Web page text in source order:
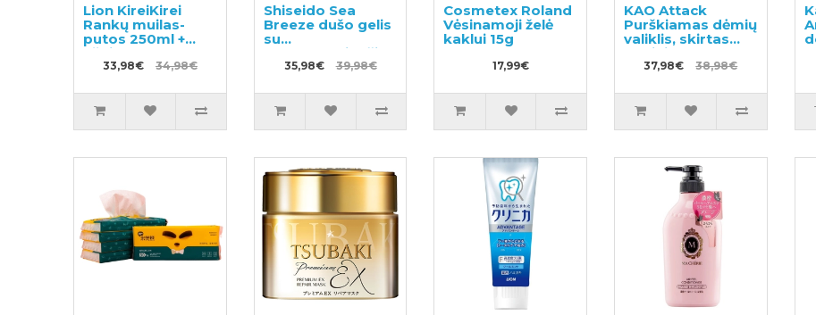
Lion KireiKirei
Rankų muilas-
putos 250ml +
užpildas 800ml
33,98€ 34,98€
Shiseido Sea
Breeze dušo gelis
su
dezodoruojančiu
efektu 600ml +
35,98€ 39,98€
Cosmetex Roland
Vėsinamoji želė
kaklui 15g
17,99€
KAO Attack
Purškiamas dėmių
valiklis, skirtas
audiniams
apdoroti prieš
užpildas 720ml
37,98€ 38,98€